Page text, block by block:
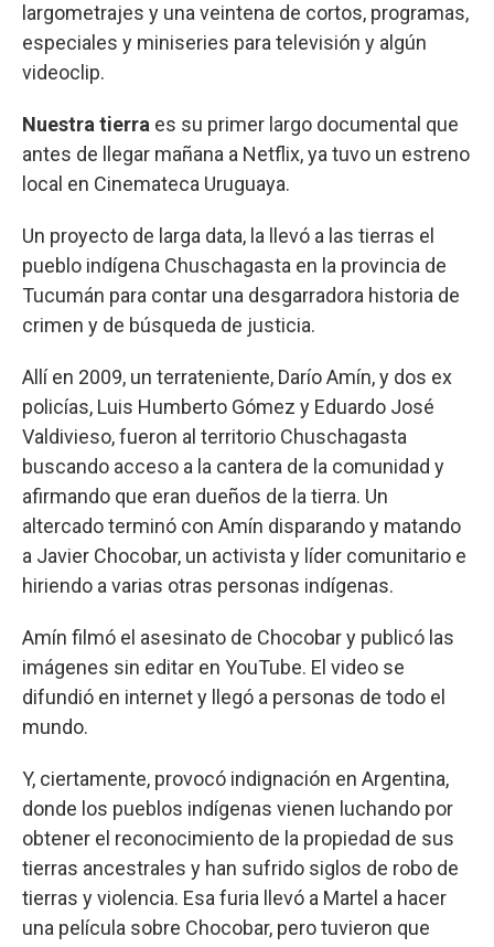
largometrajes y una veintena de cortos, programas,
especiales y miniseries para televisión y algún
videoclip.
Nuestra tierra es su primer largo documental que
antes de llegar mañana a Netflix, ya tuvo un estreno
local en Cinemateca Uruguaya.
Un proyecto de larga data, la llevó a las tierras el
pueblo indígena Chuschagasta en la provincia de
Tucumán para contar una desgarradora historia de
crimen y de búsqueda de justicia.
Allí en 2009, un terrateniente, Darío Amín, y dos ex
policías, Luis Humberto Gómez y Eduardo José
Valdivieso, fueron al territorio Chuschagasta
buscando acceso a la cantera de la comunidad y
afirmando que eran dueños de la tierra. Un
altercado terminó con Amín disparando y matando
a Javier Chocobar, un activista y líder comunitario e
hiriendo a varias otras personas indígenas.
Amín filmó el asesinato de Chocobar y publicó las
imágenes sin editar en YouTube. El video se
difundió en internet y llegó a personas de todo el
mundo.
Y, ciertamente, provocó indignación en Argentina,
donde los pueblos indígenas vienen luchando por
obtener el reconocimiento de la propiedad de sus
tierras ancestrales y han sufrido siglos de robo de
tierras y violencia. Esa furia llevó a Martel a hacer
una película sobre Chocobar, pero tuvieron que